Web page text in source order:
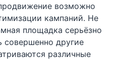
возможно
кампаний. Не
площадка серьёзно
совершенно другие
различные